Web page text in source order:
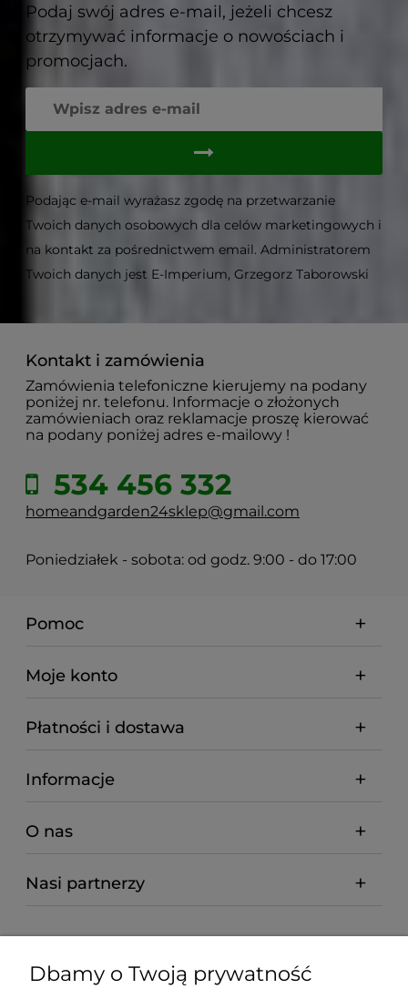
Podaj swój adres e-mail, jeżeli chcesz
otrzymywać informacje o nowościach i
promocjach.
Podając e-mail wyrażasz zgodę na przetwarzanie
Twoich danych osobowych dla celów marketingowych i
na kontakt za pośrednictwem email. Administratorem
Twoich danych jest E-Imperium, Grzegorz Taborowski
Kontakt i zamówienia
Zamówienia telefoniczne kierujemy na podany
poniżej nr. telefonu. Informacje o złożonych
zamówieniach oraz reklamacje proszę kierować
na podany poniżej adres e-mailowy !
534 456 332
homeandgarden24sklep@gmail.com
Poniedziałek - sobota: od godz. 9:00 - do 17:00
Pomoc
Moje konto
Płatności i dostawa
Informacje
O nas
Nasi partnerzy
Dbamy o Twoją prywatność